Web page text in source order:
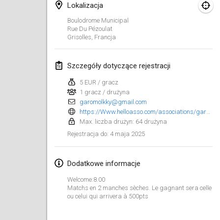
Lokalizacja
Boulodrome Municipal
Rue Du Pézoulat
Grisolles Francja
Szczegóły dotyczące rejestracji
5 EUR / gracz
1 gracz / drużyna
garomolkky@gmail.com
Max. liczba drużyn: 64 drużyna
Rejestracja do: 4 maja 2025
Dodatkowe informacje
Welcome:8.00
Matchs en 2 manches sèches. Le gagnant sera celle
ou celui qui arrivera à 500pts
luty 2025
US Mölkky Winter
7 lut 2025 Stany Zjednoczone
Open des vendanges tardives
8 lut 2025| Francja
Indoor de la CASAS
15 lut 2025|Francja
15 lut 2025|Finlandia
Warm-up EM Indoor
28 lut 2025